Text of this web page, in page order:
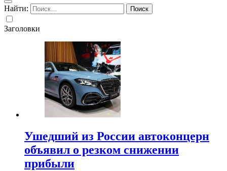
Найти:
Заголовки
Ушедший из России автоконцерн
объявил о резком снижении
прибыли